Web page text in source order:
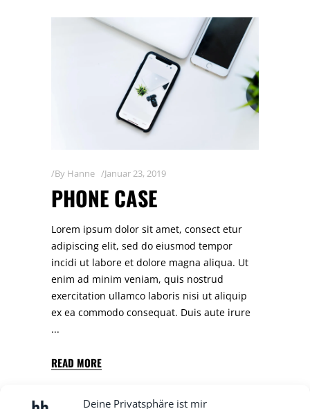
Deine Privatsphäre ist mir
By Hanne Januar 23, 2019
PHONE CASE
Lorem ipsum dolor sit amet, consect etur
adipiscing elit, sed do eiusmod tempor
incidi ut labore et dolore magna aliqua. Ut
enim ad minim veniam, quis nostrud
exercitation ullamco laboris nisi ut aliquip
ex ea commodo consequat. Duis aute irure
READ MORE